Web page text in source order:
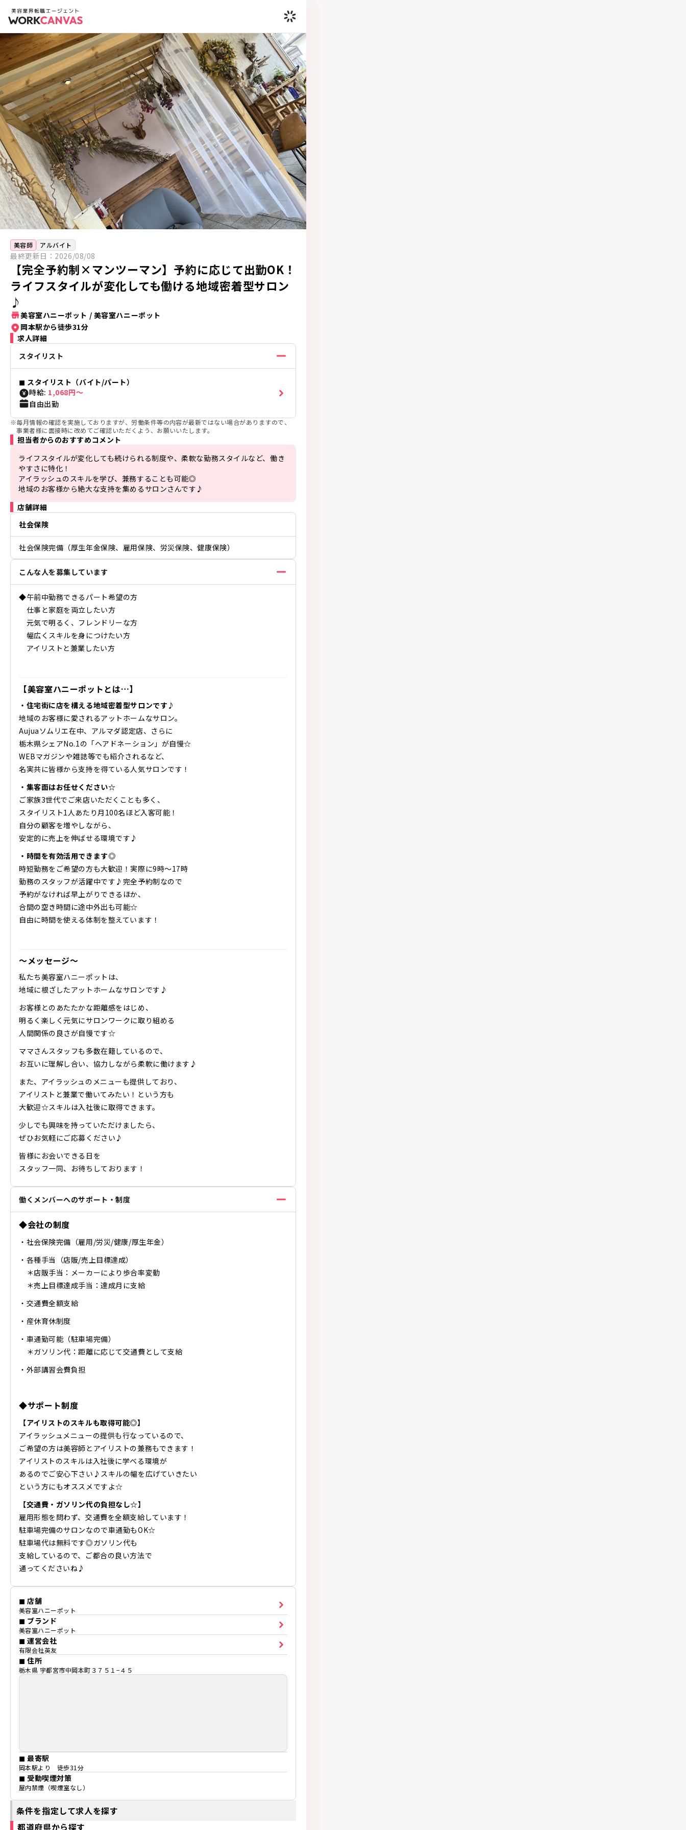
美容師 アルバイト
最終更新日： 2026/08/08
【完全予約制×マンツーマン】予約に応じて出勤OK！
ライフスタイルが変化しても働ける地域密着型サロン
♪
美容室ハニーポット / 美容室ハニーポット
岡本駅から徒歩31分
求人詳細
スタイリスト
◼︎ スタイリスト（バイト/パート）
時給: 1,068円〜
自由出勤
※毎月情報の確認を実施しておりますが、労働条件等の内容が最新ではない場合がありますので、
事業者様に面接時に改めてご確認いただくよう、お願いいたします。
担当者からのおすすめコメント
ライフスタイルが変化しても続けられる制度や、柔軟な勤務スタイルなど、働き
やすさに特化！
アイラッシュのスキルを学び、兼務することも可能◎
地域のお客様から絶大な支持を集めるサロンさんです♪
店舗詳細
社会保険
社会保険完備（厚生年金保険、雇用保険、労災保険、健康保険）
こんな人を募集しています
◆午前中勤務できるパート希望の方
仕事と家庭を両立したい方
元気で明るく、フレンドリーな方
幅広くスキルを身につけたい方
アイリストと兼業したい方
【美容室ハニーポットとは…】
・住宅街に店を構える地域密着型サロンです♪
地域のお客様に愛されるアットホームなサロン。
Aujuaソムリエ在中、アルマダ認定店、さらに
栃木県シェアNo.1の「ヘアドネーション」が自慢☆
WEBマガジンや雑誌等でも紹介されるなど、
名実共に皆様から支持を得ている人気サロンです！
・集客面はお任せください☆
ご家族3世代でご来店いただくことも多く、
スタイリスト1人あたり月100名ほど入客可能！
自分の顧客を増やしながら、
安定的に売上を伸ばせる環境です♪
・時間を有効活用できます◎
時短勤務をご希望の方も大歓迎！実際に9時〜17時
勤務のスタッフが活躍中です♪完全予約制なので
予約がなければ早上がりできるほか、
合間の空き時間に途中外出も可能☆
自由に時間を使える体制を整えています！
〜メッセージ〜
私たち美容室ハニーポットは、
地域に根ざしたアットホームなサロンです♪
お客様とのあたたかな距離感をはじめ、
明るく楽しく元気にサロンワークに取り組める
人間関係の良さが自慢です☆
ママさんスタッフも多数在籍しているので、
お互いに理解し合い、協力しながら柔軟に働けます♪
また、アイラッシュのメニューも提供しており、
アイリストと兼業で働いてみたい！という方も
大歓迎☆スキルは入社後に取得できます。
少しでも興味を持っていただけましたら、
ぜひお気軽にご応募ください♪
皆様にお会いできる日を
スタッフ一同、お待ちしております！
働くメンバーへのサポート・制度
◆会社の制度
・社会保険完備（雇用/労災/健康/厚生年金）
・各種手当（店販/売上目標達成）
＊店販手当：メーカーにより歩合率変動
＊売上目標達成手当：達成月に支給
・交通費全額支給
・産休育休制度
・車通勤可能（駐車場完備）
＊ガソリン代：距離に応じて交通費として支給
・外部講習会費負担
◆サポート制度
【アイリストのスキルも取得可能◎】
アイラッシュメニューの提供も行なっているので、
ご希望の方は美容師とアイリストの兼務もできます！
アイリストのスキルは入社後に学べる環境が
あるのでご安心下さい♪スキルの幅を広げていきたい
という方にもオススメですよ☆
【交通費・ガソリン代の負担なし☆】
雇用形態を問わず、交通費を全額支給しています！
駐車場完備のサロンなので車通勤もOK☆
駐車場代は無料です◎ガソリン代も
支給しているので、ご都合の良い方法で
通ってくださいね♪​
◼ 店舗
美容室ハニーポット
◼ ブランド
美容室ハニーポット
◼ 運営会社
有限会社英友
◼ 住所
栃木県 宇都宮市中岡本町３７５１−４５
◼ 最寄駅
岡本駅より 徒歩31分
◼ 受動喫煙対策
屋内禁煙（喫煙室なし）
条件を指定して求人を探す
都道府県から探す